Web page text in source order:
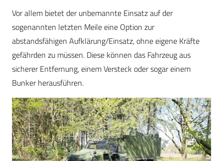
Vor allem bietet der unbemannte Einsatz auf der
sogenannten letzten Meile eine Option zur
abstandsfähigen Aufklärung/Einsatz, ohne eigene Kräfte
gefährden zu müssen. Diese können das Fahrzeug aus
sicherer Entfernung, einem Versteck oder sogar einem
Bunker herausführen.